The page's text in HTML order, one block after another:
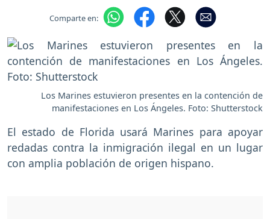
Comparte en:
Los Marines estuvieron presentes en la contención de
manifestaciones en Los Ángeles. Foto: Shutterstock
El estado de Florida usará Marines para apoyar
redadas contra la inmigración ilegal en un lugar
con amplia población de origen hispano.